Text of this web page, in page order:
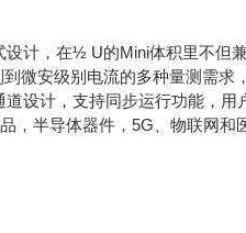
计，在½ U的Mini体积里不但
微安级别电流的多种量测需求
设计，支持同步运行功能，
，半导体器件，5G、物联网和